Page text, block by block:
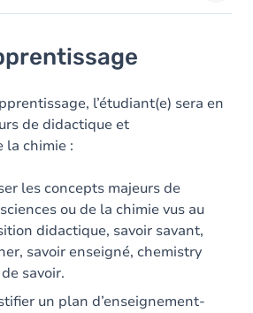
l’étudiant(e) sera en
de didactique et
la chimie :
les concepts majeurs de
ou de la chimie vus au
didactique, savoir savant,
savoir enseigné, chemistry
savoir.
un plan d’enseignement-